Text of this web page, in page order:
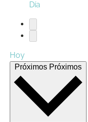
Día
Hoy
Próximos Próximos